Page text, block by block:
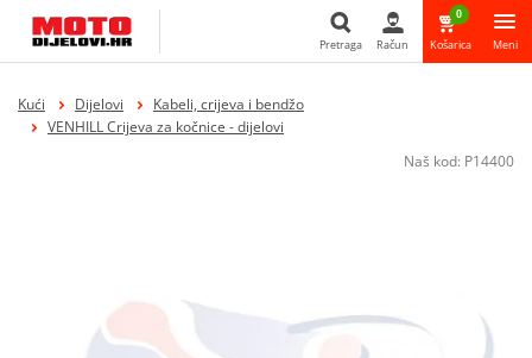
Pretraga Račun
0
Košarica Meni
Kući Dijelovi
Kabeli, crijeva i bendžo
VENHILL Crijeva za kočnice - dijelovi
Naš kod: P14400